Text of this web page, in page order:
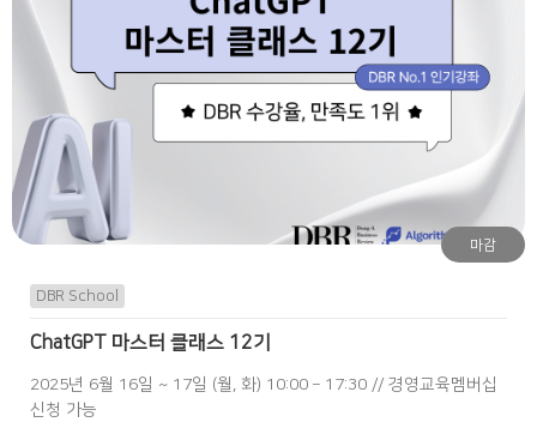
마감
DBR School
ChatGPT 마스터 클래스 12기
2025년 6월 16일 ~ 17일 (월, 화) 10:00 – 17:30 // 경영교육멤버십
신청 가능